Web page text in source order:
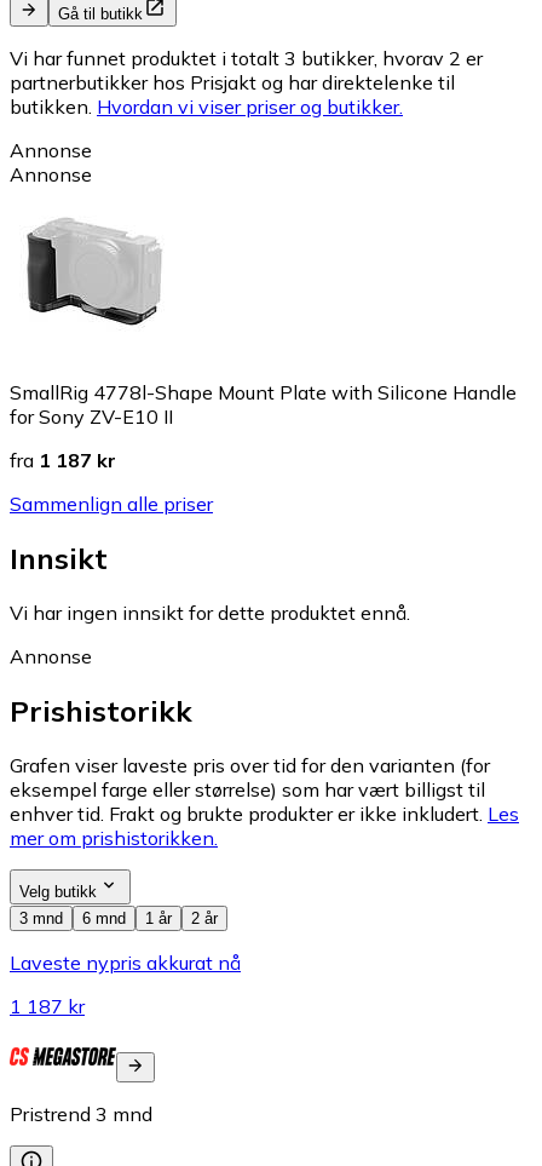
Gå til butikk
Vi har funnet produktet i totalt 3 butikker, hvorav 2 er
partnerbutikker hos Prisjakt og har direktelenke til
butikken. Hvordan vi viser priser og butikker.
Annonse
Annonse
SmallRig 4778l-Shape Mount Plate with Silicone Handle
for Sony ZV-E10 II
fra 1 187 kr
Sammenlign alle priser
Innsikt
Vi har ingen innsikt for dette produktet ennå.
Annonse
Prishistorikk
Grafen viser laveste pris over tid for den varianten (for
eksempel farge eller størrelse) som har vært billigst til
enhver tid. Frakt og brukte produkter er ikke inkludert. Les
mer om prishistorikken.
Velg butikk
3 mnd
6 mnd 1 år 2 år
Laveste nypris akkurat nå
1 187 kr
Pristrend 3 mnd